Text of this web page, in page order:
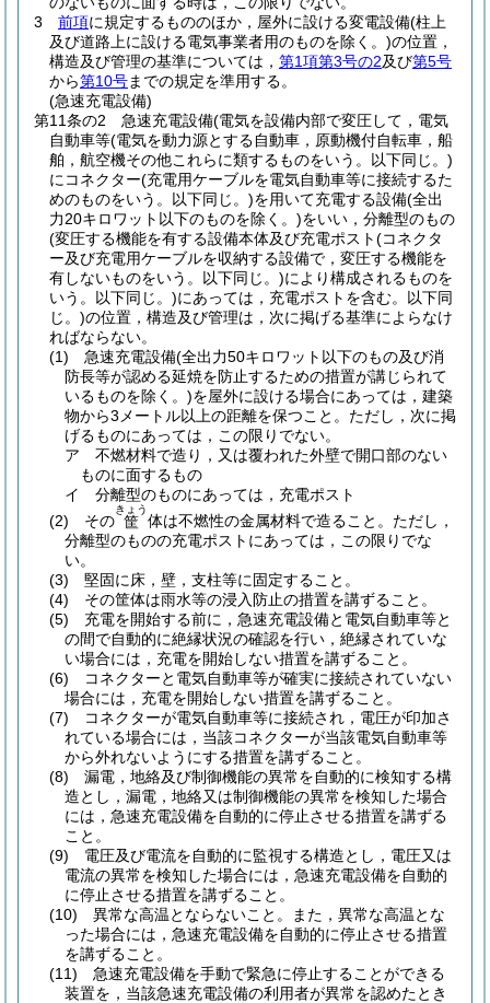
3
前項に規定するもののほか，屋外に設ける変電設備(柱上
及び道路上に設ける電気事業者用のものを除く。)の位置，
構造及び管理の基準については， 第1項第3号の2及び第5号
から第10号までの規定を準用する。
(急速充電設備)
第11条の2
急速充電設備(電気を設備内部で変圧して，電気
自動車等(電気を動力源とする自動車，原動機付自転車，船
舶，航空機その他これらに類するものをいう。以下同じ。)
にコネクター(充電用ケーブルを電気自動車等に接続するた
めのものをいう。以下同じ。)を用いて充電する設備(全出
力20キロワット以下のものを除く。)をいい，分離型のもの
(変圧する機能を有する設備本体及び充電ポスト(コネクタ
ー及び充電用ケーブルを収納する設備で，変圧する機能を
有しないものをいう。以下同じ。)により構成されるものを
いう。以下同じ。)にあっては，充電ポストを含む。以下同
じ。)の位置，構造及び管理は，次に掲げる基準によらなけ
ればならない。
(1)
急速充電設備(全出力50キロワット以下のもの及び消
防長等が認める延焼を防止するための措置が講じられて
いるものを除く。)を屋外に設ける場合にあっては，建築
物から3メートル以上の距離を保つこと。 ただし，次に掲
げるものにあっては，この限りでない。
ア
不燃材料で造り，又は覆われた外壁で開口部のない
ものに面するもの
イ
分離型のものにあっては，充電ポスト
(2)
その 筐
きょう
体は不燃性の金属材料で造ること。 ただし，
分離型のものの充電ポストにあっては，この限りでな
い。
(3)
堅固に床，壁，支柱等に固定すること。
(4)
その筐体は雨水等の浸入防止の措置を講ずること。
(5)
充電を開始する前に，急速充電設備と電気自動車等と
の間で自動的に絶縁状況の確認を行い，絶縁されていな
い場合には，充電を開始しない措置を講ずること。
(6)
コネクターと電気自動車等が確実に接続されていない
場合には，充電を開始しない措置を講ずること。
(7)
コネクターが電気自動車等に接続され，電圧が印加さ
れている場合には，当該コネクターが当該電気自動車等
から外れないようにする措置を講ずること。
(8)
漏電，地絡及び制御機能の異常を自動的に検知する構
造とし，漏電，地絡又は制御機能の異常を検知した場合
には，急速充電設備を自動的に停止させる措置を講ずる
こと。
(9)
電圧及び電流を自動的に監視する構造とし，電圧又は
電流の異常を検知した場合には，急速充電設備を自動的
に停止させる措置を講ずること。
(10)
異常な高温とならないこと。
また，異常な高温とな
った場合には，急速充電設備を自動的に停止させる措置
を講ずること。
(11)
急速充電設備を手動で緊急に停止することができる
装置を，当該急速充電設備の利用者が異常を認めたとき